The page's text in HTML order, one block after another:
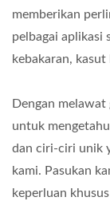
memberikan
pelbagai aplikasi
kebakaran,
Dengan
untuk
dan ciri-ciri unik
kami. Pasukan
keperluan